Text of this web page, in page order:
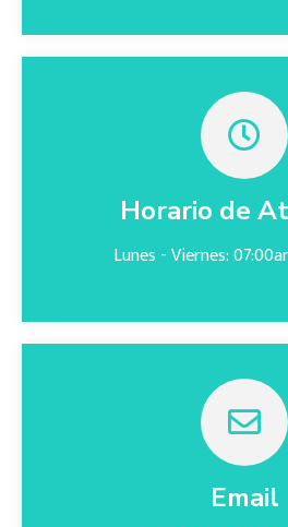
Horario de
Lunes - Viernes:
Email